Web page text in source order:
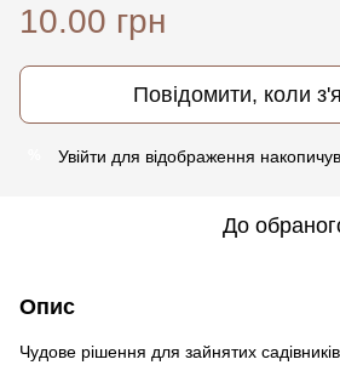
10.00 грн
Повідомити, коли
Увійти для відображення
До
Опис
Чудове рішення для зайнятих